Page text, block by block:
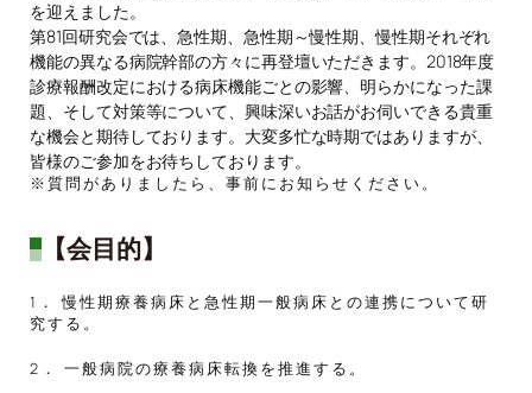
を迎えました。
第81回研究会では、急性期、急性期～慢性期、慢性期それぞれ
機能の異なる病院幹部の方々に再登壇いただきます。2018年度
診療報酬改定における病床機能ごとの影響、明らかになった課
題、そして対策等について、興味深いお話がお伺いできる貴重
な機会と期待しております。大変多忙な時期ではありますが、
皆様のご参加をお待ちしております。
※質問がありましたら、事前にお知らせください。
【会目的】
1． 慢性期療養病床と急性期一般病床との連携について研
究する。
2． 一般病院の療養病床転換を推進する。